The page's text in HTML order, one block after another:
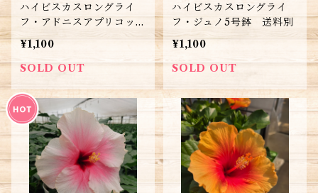
ハイビスカスロングライ
フ・アドニスアプリコット
5号鉢 送料別
¥1,100
SOLD OUT
ハイビスカスロングライ
フ・ジュノ5号鉢 送料別
¥1,100
SOLD OUT